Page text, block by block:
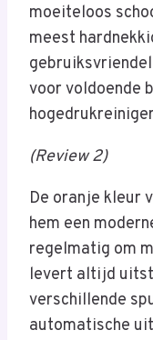
moeiteloos
meest
voor voldoende
(Review 2)
De oranje kleur
hem een
regelmatig om
levert altijd
verschillende
automatische